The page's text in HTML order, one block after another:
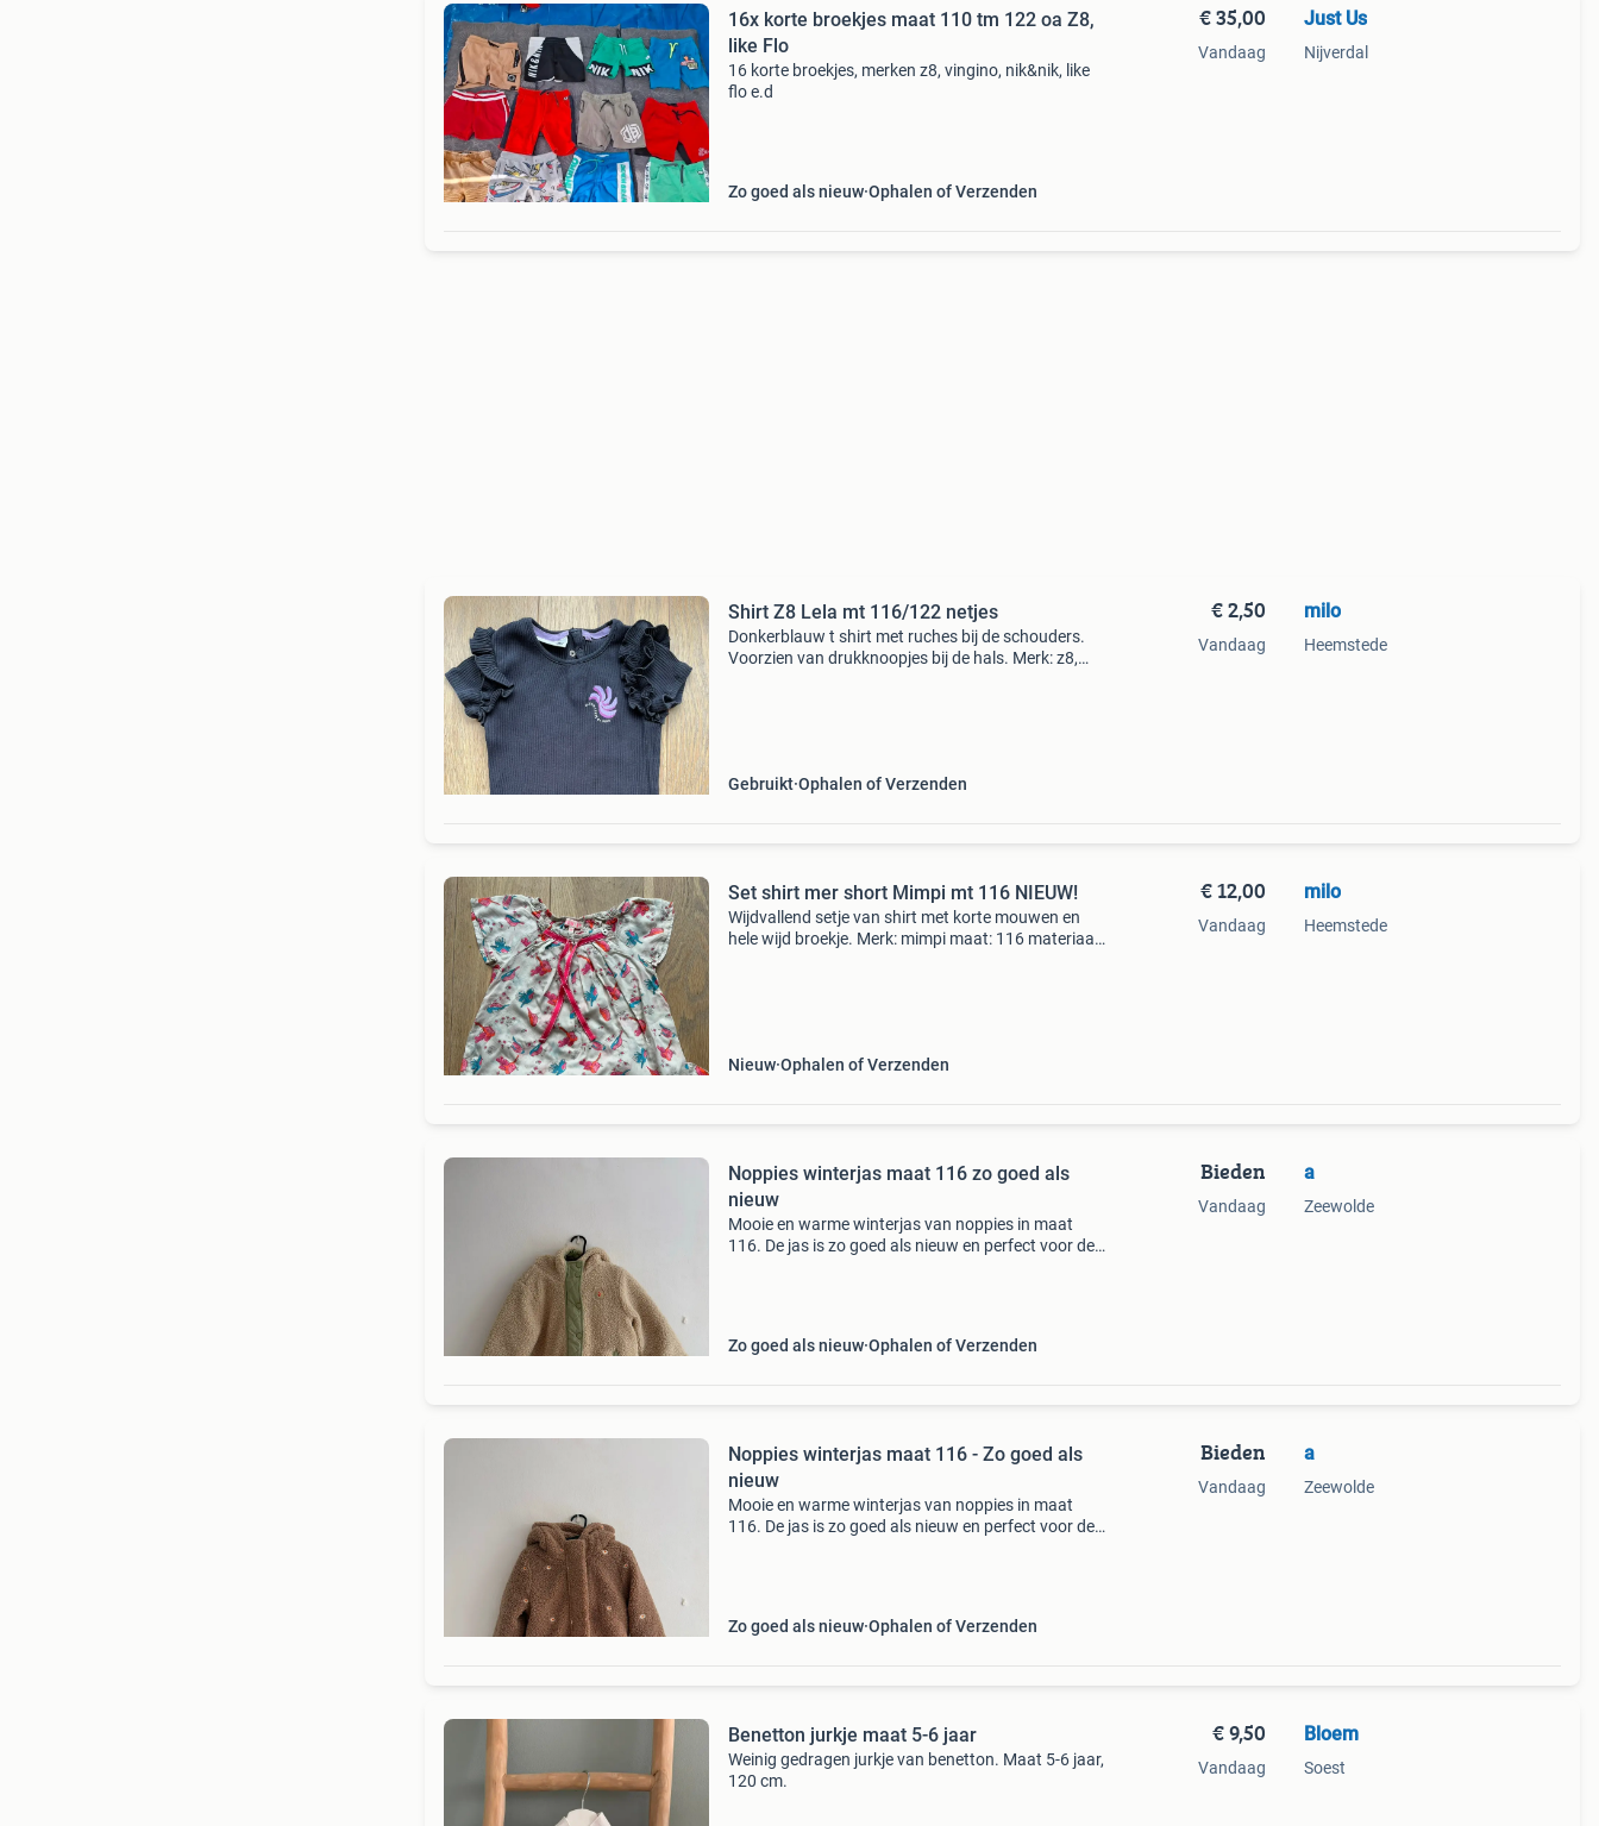
16x korte broekjes maat 110 tm 122 oa Z8,
like Flo
16 korte broekjes, merken z8, vingino, nik&nik, like
flo e.d
Zo goed als nieuw Ophalen of Verzenden
€ 35,00
Vandaag
Just Us
Nijverdal
Shirt Z8 Lela mt 116/122 netjes
Donkerblauw t shirt met ruches bij de schouders.
Voorzien van drukknoopjes bij de hals. Merk: z8,
Gebruikt Ophalen of Verzenden
€ 2,50
Vandaag
milo
Heemstede
Set shirt mer short Mimpi mt 116 NIEUW!
Wijdvallend setje van shirt met korte mouwen en
hele wijd broekje. Merk: mimpi maat: 116 materiaal:
Nieuw Ophalen of Verzenden
€ 12,00
Vandaag
milo
Heemstede
Noppies winterjas maat 116 zo goed als
nieuw
Mooie en warme winterjas van noppies in maat
116. De jas is zo goed als nieuw en perfect voor de
Zo goed als nieuw Ophalen of Verzenden
Bieden
Vandaag
a
Zeewolde
Noppies winterjas maat 116 - Zo goed als
nieuw
Mooie en warme winterjas van noppies in maat
116. De jas is zo goed als nieuw en perfect voor de
Zo goed als nieuw Ophalen of Verzenden
Bieden
Vandaag
a
Zeewolde
Benetton jurkje maat 5-6 jaar
Weinig gedragen jurkje van benetton. Maat 5-6 jaar,
120 cm.
€ 9,50
Vandaag
Bloem
Soest